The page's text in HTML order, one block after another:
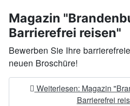
Magazin
Barrierefrei reisen"
Bewerben Sie Ihre
neuen Broschüre!
Weiterlesen: Magazin
Barrierefrei